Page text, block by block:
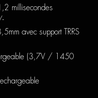
millisecondes
avec support TRRS
(3,7V / 1450